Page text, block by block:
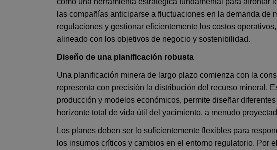
como una herramienta estratégica fundamental para afrontar
las compañías anticiparse a fluctuaciones en la demanda de
regulaciones y gestionar eficientemente los costos
alineado con los objetivos de negocio y sostenibilidad.
Diseño de una planificación robusta
Una planificación minera de largo plazo comienza con la
representa con precisión la distribución del recurso mineral.
producción y modelos económicos, permite diseñar
horizonte total de vida útil del yacimiento, a menudo
Los planes deben ser lo suficientemente flexibles para
los insumos críticos y cambios en el entorno regulatorio. Por